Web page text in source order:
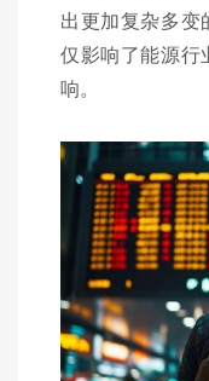
出更加复杂多变
仅影响了能源行
响。